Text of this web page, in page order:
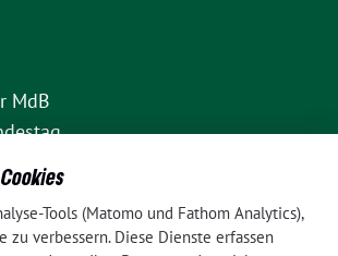
MdB
90/Die Grünen
1
Tools (Matomo und Fathom Analytics),
zu verbessern. Diese Dienste erfassen